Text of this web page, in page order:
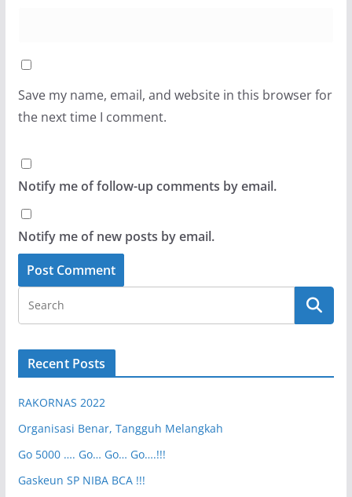
Save my name, email, and website in this browser for
the next time I comment.
Notify me of follow-up comments by email.
Notify me of new posts by email.
Recent Posts
RAKORNAS 2022
Organisasi Benar, Tangguh Melangkah
Go 5000 …. Go… Go… Go….!!!
Gaskeun SP NIBA BCA !!!